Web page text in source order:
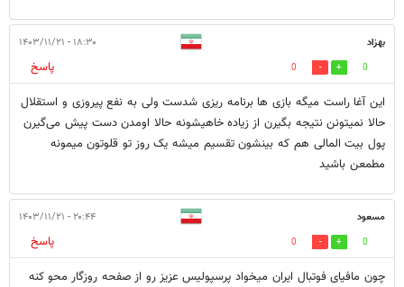
بهزاد ۱۸:۳۰ - ۱۴۰۳/۱۱/۲۱
0
0
پاسخ
این آغا راست میگه بازی ها برنامه ریزی شدست ولی به نفع پیروزی و استقلال
حالا نمیتونن نتیجه بگیرن از زیاده خاهیشونه حالا اومدن دست پیش می‌گیرن
پول بیت المالی هم که بینشون تقسیم میشه یک روز تو قلوتون میمونه
مطمعن باشید
مسعود ۲۰:۴۴ - ۱۴۰۳/۱۱/۲۱
0
0
پاسخ
چون مافیای فوتبال ایران میخواد پرسپولیس عزیز رو از صفحه روزگار محو کنه